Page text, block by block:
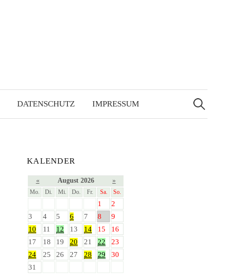
DATENSCHUTZ IMPRESSUM
Suchen
nach:
KALENDER
« August 2026 »
Mo. Di. Mi. Do. Fr. Sa. So.
1
2
3
4 5 6 7 8
9
10
11 12 13 14 15
16
17
18 19 20 21 22
23
24
25 26 27 28 29
30
31